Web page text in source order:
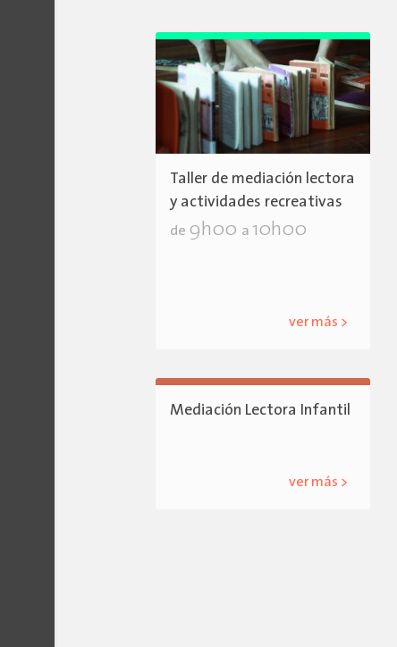
Taller de mediación lectora
y actividades recreativas
de 9h00 a 10h00
ver más >
Mediación Lectora Infantil
ver más >